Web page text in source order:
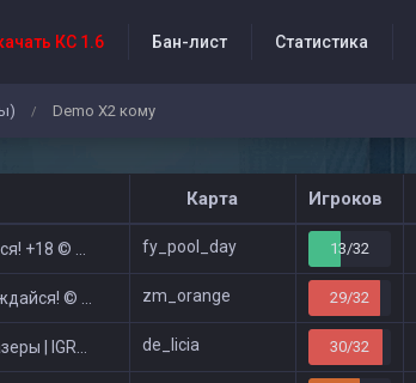
КС 1.6 Бан-лист Статистика
/ Demo X2 кому
Карта Игроков
© Public fy_pool_day 13/32
Zombie Show zm_orange 29/32
ツ █ de_licia 30/32